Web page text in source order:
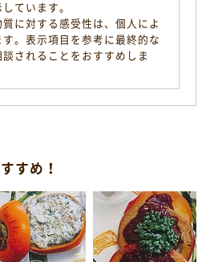
ています。
に対する感受性は、個人によ
。表示項目を参考に最終的な
されることをおすすめしま
すめ！